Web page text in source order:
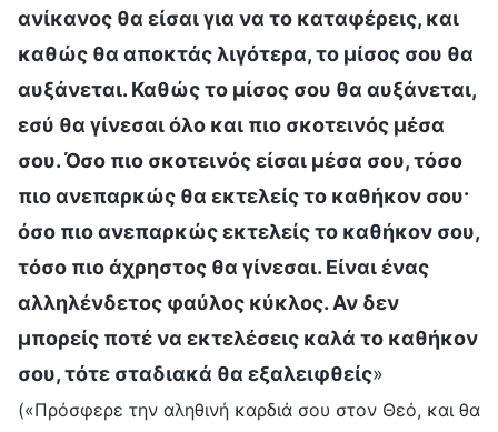
ανίκανος θα είσαι για να το καταφέρεις, και
καθώς θα αποκτάς λιγότερα, το μίσος σου θα
αυξάνεται. Καθώς το μίσος σου θα αυξάνεται,
εσύ θα γίνεσαι όλο και πιο σκοτεινός μέσα
σου. Όσο πιο σκοτεινός είσαι μέσα σου, τόσο
πιο ανεπαρκώς θα εκτελείς το καθήκον σου·
όσο πιο ανεπαρκώς εκτελείς το καθήκον σου,
τόσο πιο άχρηστος θα γίνεσαι. Είναι ένας
αλληλένδετος φαύλος κύκλος. Αν δεν
μπορείς ποτέ να εκτελέσεις καλά το καθήκον
σου, τότε σταδιακά θα εξαλειφθείς»
(«Πρόσφερε την αληθινή καρδιά σου στον Θεό, και θα